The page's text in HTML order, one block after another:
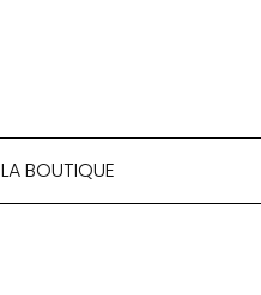
LA BOUTIQUE